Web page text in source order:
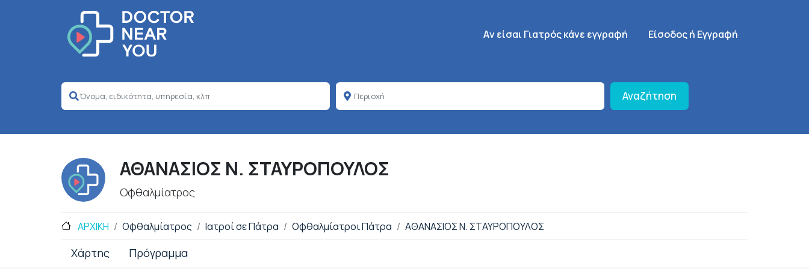
Κεντρική πλοήγηση
Aν είσαι Γιατρός κάνε εγγραφή SignUp Menu
Είσοδος ή Εγγραφή
Αναζήτηση
ΑΘΑΝΑΣΙΟΣ Ν. ΣΤΑΥΡΟΠΟΥΛΟΣ
Οφθαλμίατρος
ΑΡΧΙΚΗ Οφθαλμίατρος Ιατροί σε Πάτρα Οφθαλμίατροι Πάτρα ΑΘΑΝΑΣΙΟΣ Ν. ΣΤΑΥΡΟΠΟΥΛΟΣ
Χάρτης Πρόγραμμα